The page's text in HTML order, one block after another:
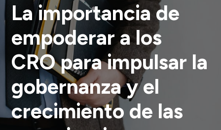
La importancia de
empoderar a los
CRO para impulsar la
gobernanza y el
crecimiento de las